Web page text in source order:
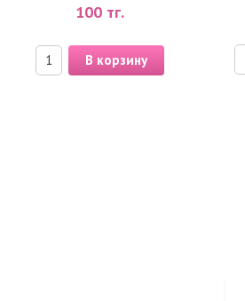
100тг.
В корзину